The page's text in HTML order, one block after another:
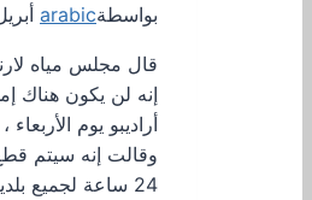
بواسطةarabic أبريل 21,
قال مجلس مياه
إنه لن يكون هناك
وقالت إنه سيتم
24 ساعة لجميع